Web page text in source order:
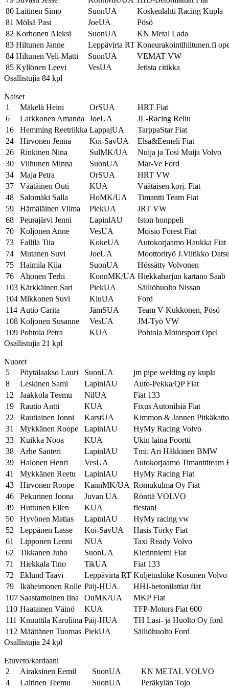
80 Laitinen Simo SuonUA
Koskenlahti Racing Kupla
81 Mölsä Pasi JoeUA
Pösö
82 Korhonen Aleksi SuonUA
KN Metal Lada
83 Hiltunen Janne Leppävirta RT Koneurakointihiltunen.fi
84 Hiltunen Veli-Matti SuonUA
VEMAT VW
85 Kyllönen Leevi VesUA
Jetista citikka
Osallistujia 84 kpl
Naiset
1
Mäkelä Heini OrSUA
HRT Fiat
6
Larkkonen Amanda JoeUA
JL-Racing Rellu
16
Hemming Reetriikka LappajUA
TarppaStar Fiat
24
Hirvonen Jenna Koi-SavUA
Elsa&Eemeli Fiat
26
Rinkinen Nina SulMK/UA
Nuija ja Tosi Muija Volvo
30
Vilhunen Minna SuonUA
Mar-Ve Ford
34
Maja Petra OrSUA
HRT VW
37
Väätäinen Outi KUA
Väätäisen korj. Fiat
48
Salomäki Salla HoMK/UA
Timantti Team Fiat
59
Hämäläinen Vilma PiekUA
JRT VW
68
Peurajärvi Jenni LapinlAU
Iston honppeli
70
Koljonen Anne VesUA
Moisio Forest Fiat
73
Fallila Tiia KokeUA
Autokorjaamo Haukka Fiat
74
Mutanen Suvi JoeUA
Moottorityö J.Viitikko
75
Haimila Kiia SuonUA
Hössätty Volvonen
76
Ahonen Terhi KonnMK/UA Hiekkaharjun kartano Saab
103 Kärkkäinen Sari PiekUA
Säiliöhuolto Nissan
104 Mikkonen Suvi KiuUA
Ford
114 Autio Carita JämSUA
Team V Kukkonen, Pösö
108 Koljonen Susanne VesUA
JM-Työ VW
109 Pohtola Petra KUA
Pohtola Motorsport Opel
Osallistujia 21 kpl
Nuoret
5
Pöytälaakso Lauri SuonUA
jm pipe welding oy kupla
8
Leskinen Sami LapinlAU
Auto-Pekka/QP Fiat
12
Jaakkola Teemu NilUA
Fiat 133
19
Rautio Antti KUA
Fixus Autonilsiä Fiat
22
Rautiainen Jonni KarstUA
Kimmon & Jannen Pitkäkatto
31
Mykkänen Roope LapinlAU
HyMy Racing Volvo
33
Kuikka Nooa KUA
Ukin laina Foortti
38
Arhe Santeri LapinlAU
Tmi: Ari Häkkinen BMW
39
Halonen Henri VesUA
Autokorjaamo Timanttiteam
41
Mykkänen Reetu LapinlAU
HyMy Racing Fiat
43
Hirvonen Roope KannMK/UA Romukulma Oy Fiat
46
Pekurinen Joona Juvan UA
Rönttä VOLVO
49
Huttunen Ellen KUA
fiestani
50
Hyvönen Matias LapinlAU
HyMy racing vw
52
Leppänen Lasse Koi-SavUA
Hasis Törky Fiat
61
Lipponen Lenni NUA
Taxi Ready Volvo
62
Tikkanen Juho SuonUA
Kierinniemi Fiat
71
Hiekkala Tino TikUA
Fiat 133
72
Eklund Taavi Leppävirta RT Kuljetusliike Kosunen Volvo
79
Ikäheimonen Rolle Päij-HUA
HHJ-betonilattiat fiat
107 Saastamoinen Iina OuMK/UA
MKP Fiat
110 Haatainen Väinö KUA
TFP-Motors Fiat 600
111 Knuuttila Karoliina Päij-HUA
TH Lasi- ja Huolto Oy ford
112 Määttänen Tuomas PiekUA
Säiliöhuolto Ford
Osallistujia 24 kpl
Etuveto/kardaani
2
Airaksinen Eemil SuonUA
KN METAL VOLVO
4
Laitinen Teemu SuonUA
Peräkylän Tojo